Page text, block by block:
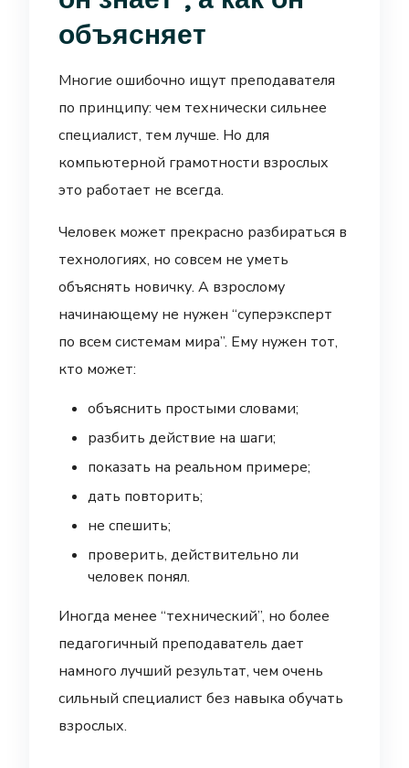
объясняет
Многие ошибочно ищут преподавателя
по принципу: чем технически сильнее
специалист, тем лучше. Но для
компьютерной грамотности взрослых
это работает не всегда.
Человек может прекрасно разбираться в
технологиях, но совсем не уметь
объяснять новичку. А взрослому
начинающему не нужен “суперэксперт
по всем системам мира”. Ему нужен тот,
кто может:
объяснить простыми словами;
разбить действие на шаги;
показать на реальном примере;
дать повторить;
не спешить;
проверить, действительно ли
человек понял.
Иногда менее “технический”, но более
педагогичный преподаватель дает
намного лучший результат, чем очень
сильный специалист без навыка обучать
взрослых.